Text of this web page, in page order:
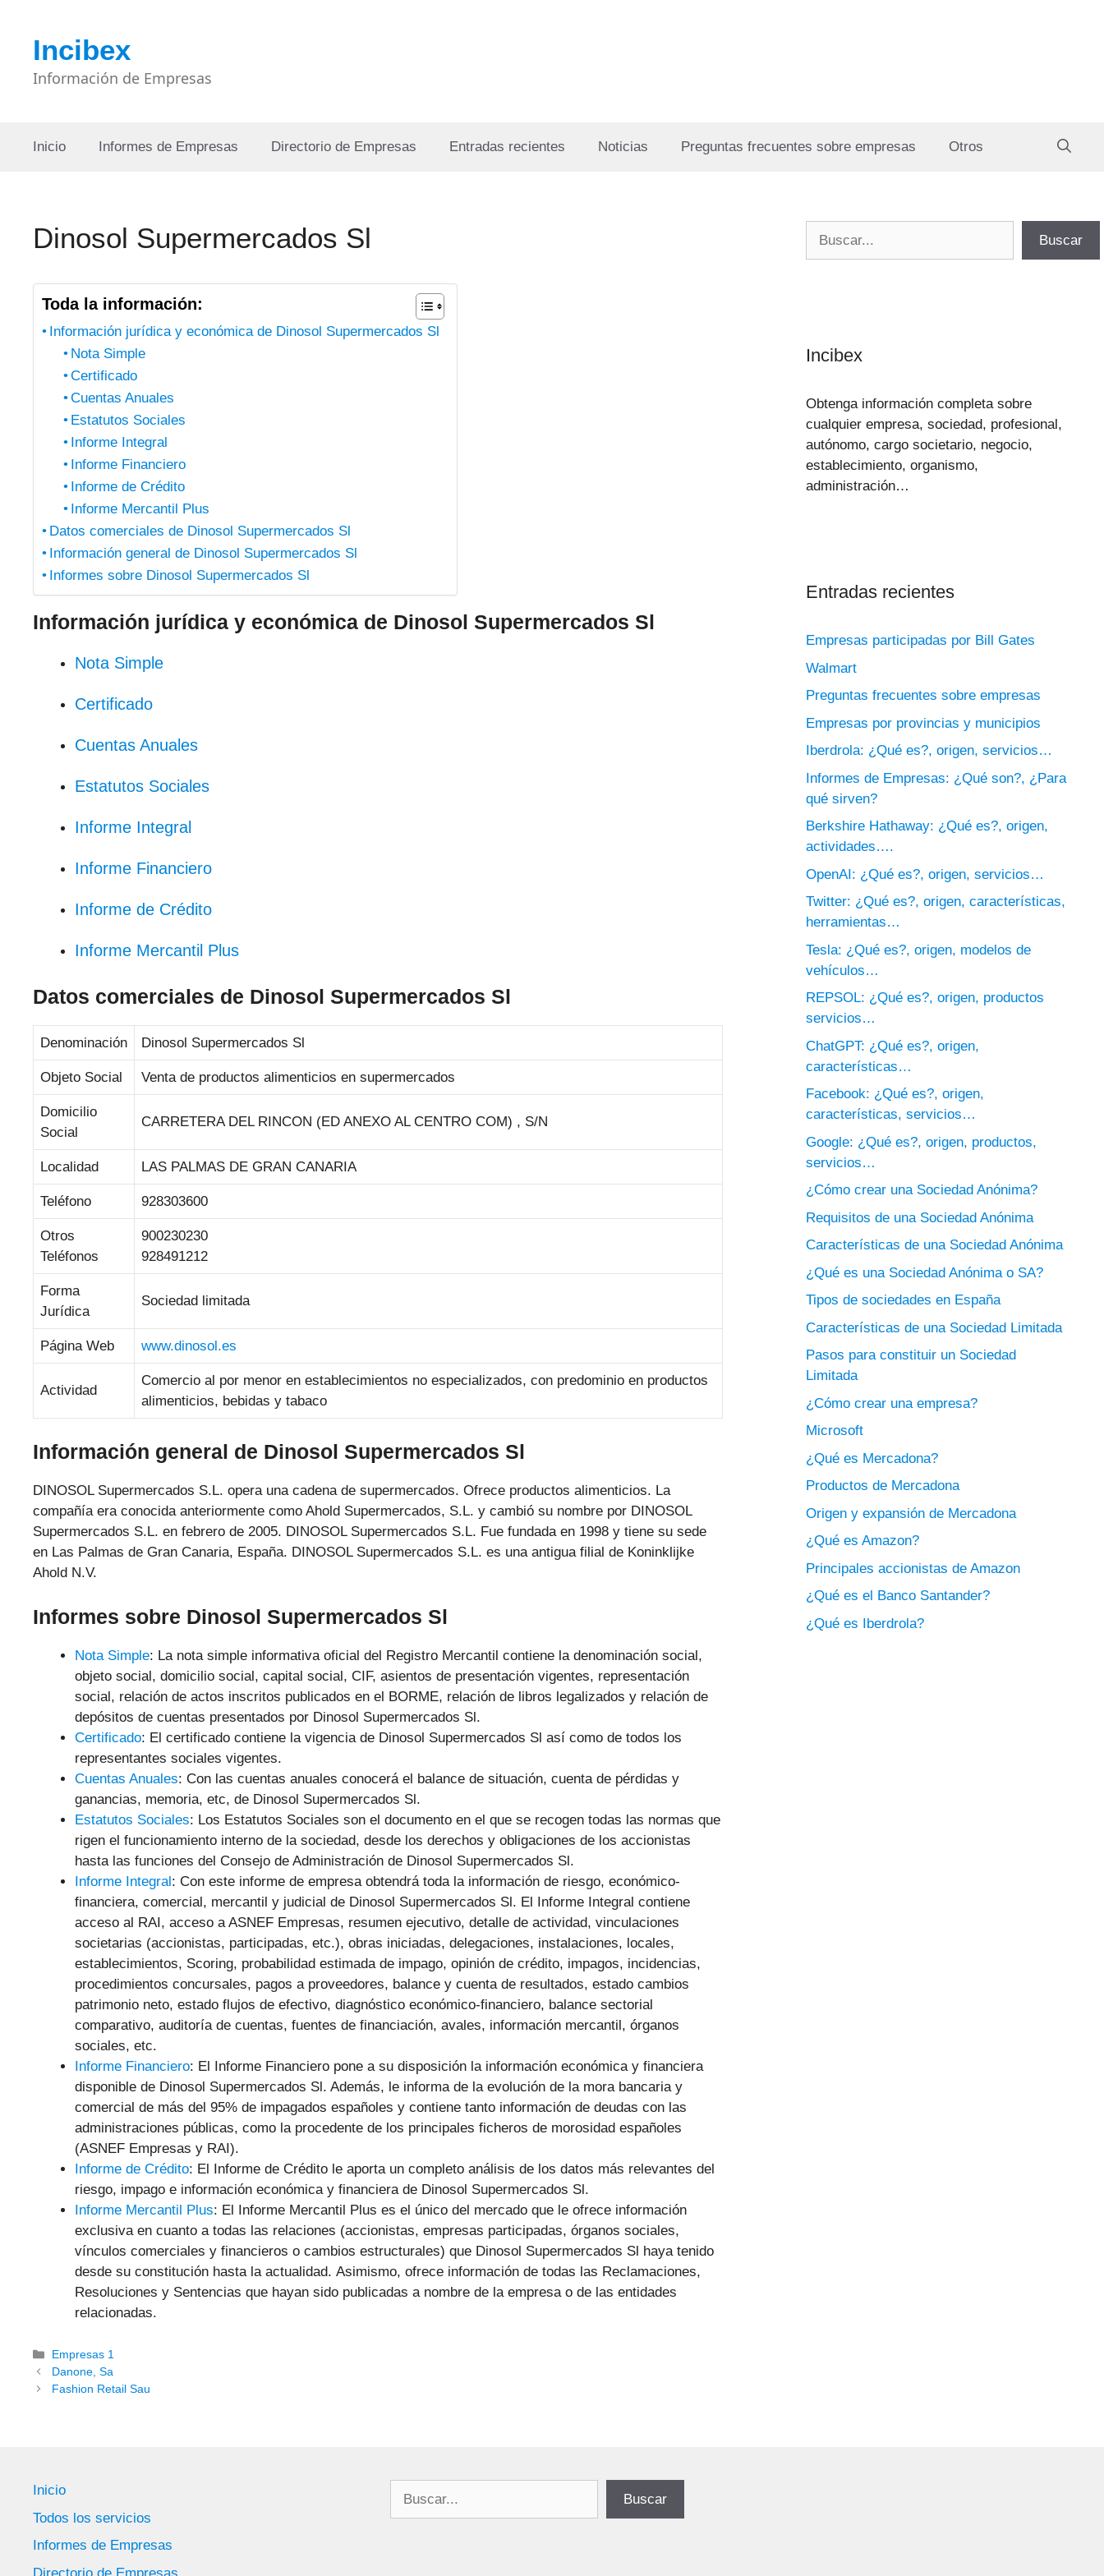
contenidoIncibex
Información de Empresas
Inicio Informes de Empresas Directorio de Empresas Entradas recientes Noticias Preguntas frecuentes sobre empresas Otros
Dinosol Supermercados Sl
Toda la información:
Información jurídica y económica de Dinosol Supermercados Sl
Nota Simple
Certificado
Cuentas Anuales
Estatutos Sociales
Informe Integral
Informe Financiero
Informe de Crédito
Informe Mercantil Plus
Datos comerciales de Dinosol Supermercados Sl
Información general de Dinosol Supermercados Sl
Informes sobre Dinosol Supermercados Sl
Información jurídica y económica de Dinosol Supermercados Sl
Nota Simple
Certificado
Cuentas Anuales
Estatutos Sociales
Informe Integral
Informe Financiero
Informe de Crédito
Informe Mercantil Plus
Datos comerciales de Dinosol Supermercados Sl
Denominación Dinosol Supermercados Sl
Objeto Social Venta de productos alimenticios en supermercados
Domicilio
Social
CARRETERA DEL RINCON (ED ANEXO AL CENTRO COM) , S/N
Localidad LAS PALMAS DE GRAN CANARIA
Teléfono 928303600
Otros
Teléfonos
900230230
928491212
Forma
Jurídica
Sociedad limitada
Página Web www.dinosol.es
Actividad
Comercio al por menor en establecimientos no especializados, con predominio en productos
alimenticios, bebidas y tabaco
Información general de Dinosol Supermercados Sl
DINOSOL Supermercados S.L. opera una cadena de supermercados. Ofrece productos alimenticios. La
compañía era conocida anteriormente como Ahold Supermercados, S.L. y cambió su nombre por DINOSOL
Supermercados S.L. en febrero de 2005. DINOSOL Supermercados S.L. Fue fundada en 1998 y tiene su sede
en Las Palmas de Gran Canaria, España. DINOSOL Supermercados S.L. es una antigua filial de Koninklijke
Ahold N.V.
Informes sobre Dinosol Supermercados Sl
Nota Simple: La nota simple informativa oficial del Registro Mercantil contiene la denominación social,
objeto social, domicilio social, capital social, CIF, asientos de presentación vigentes, representación
social, relación de actos inscritos publicados en el BORME, relación de libros legalizados y relación de
depósitos de cuentas presentados por Dinosol Supermercados Sl.
Certificado: El certificado contiene la vigencia de Dinosol Supermercados Sl así como de todos los
representantes sociales vigentes.
Cuentas Anuales: Con las cuentas anuales conocerá el balance de situación, cuenta de pérdidas y
ganancias, memoria, etc, de Dinosol Supermercados Sl.
Estatutos Sociales: Los Estatutos Sociales son el documento en el que se recogen todas las normas que
rigen el funcionamiento interno de la sociedad, desde los derechos y obligaciones de los accionistas
hasta las funciones del Consejo de Administración de Dinosol Supermercados Sl.
Informe Integral: Con este informe de empresa obtendrá toda la información de riesgo, económico-
financiera, comercial, mercantil y judicial de Dinosol Supermercados Sl. El Informe Integral contiene
acceso al RAI, acceso a ASNEF Empresas, resumen ejecutivo, detalle de actividad, vinculaciones
societarias (accionistas, participadas, etc.), obras iniciadas, delegaciones, instalaciones, locales,
establecimientos, Scoring, probabilidad estimada de impago, opinión de crédito, impagos, incidencias,
procedimientos concursales, pagos a proveedores, balance y cuenta de resultados, estado cambios
patrimonio neto, estado flujos de efectivo, diagnóstico económico-financiero, balance sectorial
comparativo, auditoría de cuentas, fuentes de financiación, avales, información mercantil, órganos
sociales, etc.
Informe Financiero: El Informe Financiero pone a su disposición la información económica y financiera
disponible de Dinosol Supermercados Sl. Además, le informa de la evolución de la mora bancaria y
comercial de más del 95% de impagados españoles y contiene tanto información de deudas con las
administraciones públicas, como la procedente de los principales ficheros de morosidad españoles
(ASNEF Empresas y RAI).
Informe de Crédito: El Informe de Crédito le aporta un completo análisis de los datos más relevantes del
riesgo, impago e información económica y financiera de Dinosol Supermercados Sl.
Informe Mercantil Plus: El Informe Mercantil Plus es el único del mercado que le ofrece información
exclusiva en cuanto a todas las relaciones (accionistas, empresas participadas, órganos sociales,
vínculos comerciales y financieros o cambios estructurales) que Dinosol Supermercados Sl haya tenido
desde su constitución hasta la actualidad. Asimismo, ofrece información de todas las Reclamaciones,
Resoluciones y Sentencias que hayan sido publicadas a nombre de la empresa o de las entidades
relacionadas.
Categorías
Empresas 1
Danone, Sa
Fashion Retail Sau
Buscar
Incibex
Obtenga información completa sobre
cualquier empresa, sociedad, profesional,
autónomo, cargo societario, negocio,
establecimiento, organismo,
administración…
Entradas recientes
Empresas participadas por Bill Gates
Walmart
Preguntas frecuentes sobre empresas
Empresas por provincias y municipios
Iberdrola: ¿Qué es?, origen, servicios…
Informes de Empresas: ¿Qué son?, ¿Para
qué sirven?
Berkshire Hathaway: ¿Qué es?, origen,
actividades….
OpenAI: ¿Qué es?, origen, servicios…
Twitter: ¿Qué es?, origen, características,
herramientas…
Tesla: ¿Qué es?, origen, modelos de
vehículos…
REPSOL: ¿Qué es?, origen, productos
servicios…
ChatGPT: ¿Qué es?, origen,
características…
Facebook: ¿Qué es?, origen,
características, servicios…
Google: ¿Qué es?, origen, productos,
servicios…
¿Cómo crear una Sociedad Anónima?
Requisitos de una Sociedad Anónima
Características de una Sociedad Anónima
¿Qué es una Sociedad Anónima o SA?
Tipos de sociedades en España
Características de una Sociedad Limitada
Pasos para constituir un Sociedad
Limitada
¿Cómo crear una empresa?
Microsoft
¿Qué es Mercadona?
Productos de Mercadona
Origen y expansión de Mercadona
¿Qué es Amazon?
Principales accionistas de Amazon
¿Qué es el Banco Santander?
¿Qué es Iberdrola?
Inicio
Todos los servicios
Informes de Empresas
Buscar